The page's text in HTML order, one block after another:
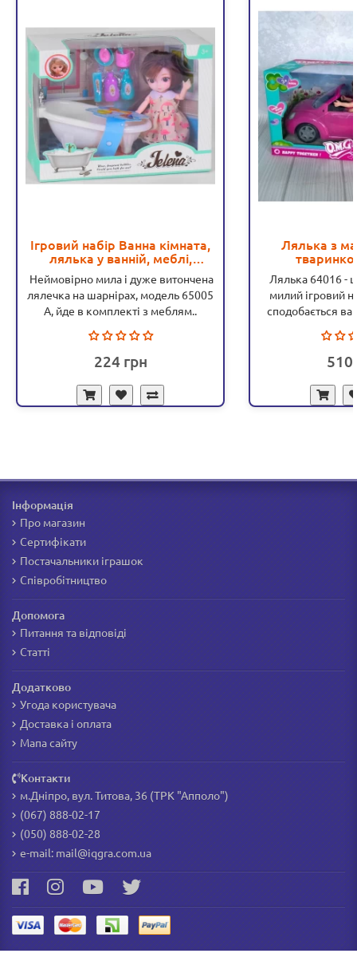
Ігровий набір Ванна кімната,
лялька у ванній, меблі,
Неймовірно мила і дуже витончена
лялечка на шарнірах, модель 65005
A, йде в комплекті з меблям..
224
Лялька з
Лялька 64016 -
милий ігровий
сподобається
510
Інформація
Про магазин
Сертифікати
Постачальники іграшок
Співробітництво
Допомога
Питання та відповіді
Статті
Додатково
Угода користувача
Доставка і оплата
Мапа сайту
Контакти
м.Дніпро, вул. Титова, 36 (ТРК "Апполо")
(067) 888-02-17
(050) 888-02-28
e-mail:mail@iqgra.com.ua